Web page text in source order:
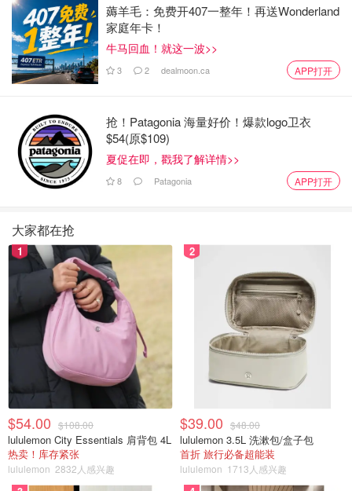
（CIBC Canadian Index Fund.）。
该加拿大指数基金也像 VCN 一样拥有不错的收益，并且共
同基金的管理费较低。而且排名前三的持股也相同。
以增长为导向，自成立以来的回报率为 7.1%。
最低初始投资较低，只要有 $500就可以购买，随后每月最
低投资额为 $25 。
RBC
TD Bank
Enbridge Inc.
3. 加拿大最佳美股指数基金：XUU
iShares Core S&P US Total Market Index ETF，它跟踪
CRSP 美国市场总指数，它的入场价格实惠（在撰写本文时
约为每股 $43 ）对比其他类似的市场指数（如 VFV每股约
为$102.80）。
自成立以来，XUU 的回报率高达 158.13%，较低的
MER（0.08%），并且持有大量基础资产。
薅羊毛：免费开407一整年！再送Wonderland
家庭年卡！
牛马回血！就这一波>>
3 2 dealmoon.ca APP打开
抢！Patagonia 海量好价！爆款logo卫衣
$54(原$109)
夏促在即，戳我了解详情>>
8 Patagonia APP打开
大家都在抢
1
$54.00 $108.00
lululemon City Essentials 肩背包 4L
热卖！库存紧张
lululemon 2832人感兴趣
2
$39.00 $48.00
lululemon 3.5L 洗漱包/盒子包
首折 旅行必备超能装
lululemon 1713人感兴趣